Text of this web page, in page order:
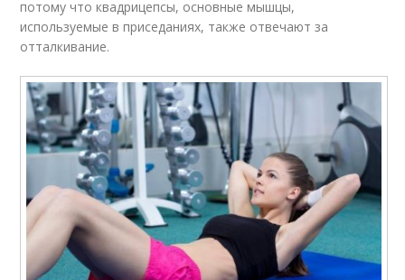
потому что квадрицепсы, основные мышцы,
используемые в приседаниях, также отвечают за
отталкивание.